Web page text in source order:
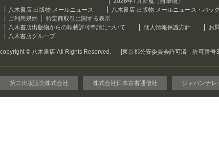
八木書店 出版物 メールニュース
八木書店 出版物 メールニュース・バッ
ご利用規約
特定商取引に関する表示
八木書店出版物からの転載許可申請について
個人情報保護方針
お
八木書店グループ
copyright © 八木書店 All Rights Reserved. [東京都公安委員会許可済 許可番号
第二出版販売株式会社 株式会社日本古書通信社 ジャパンナレ